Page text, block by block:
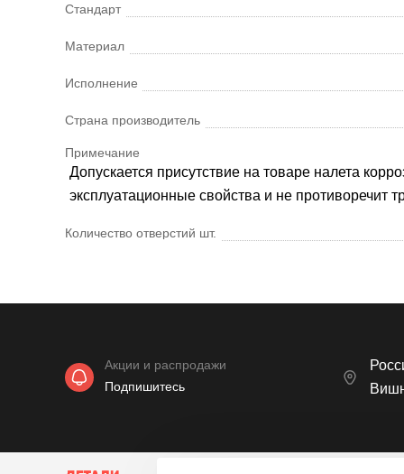
Стандарт
Материал
Исполнение
Страна производитель
Примечание
Допускается присутствие на товаре налета
эксплуатационные свойства и не противоречит
Количество отверстий шт.
Акции и распродажи
Подпишитесь